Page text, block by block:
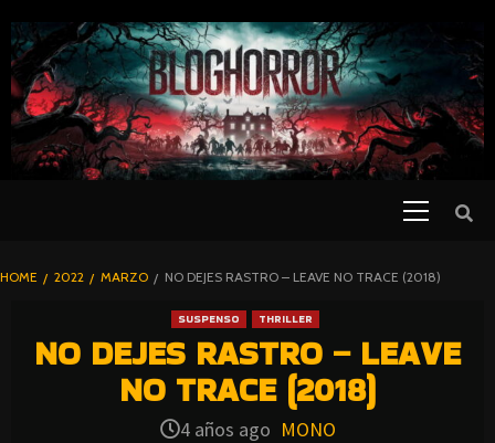
TO
CONTENT
BLOGHORROR
HOME 2022 MARZO NO DEJES RASTRO – LEAVE NO TRACE (2018)
SUSPENSO THRILLER
NO DEJES RASTRO – LEAVE
NO TRACE (2018)
4 años ago MONO